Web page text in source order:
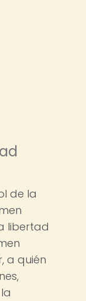
de la
libertad
a quién